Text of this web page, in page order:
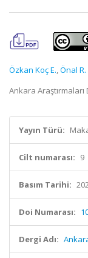
Özkan Koç E.,Önal R.
Ankara Araştırmaları
Yayın Türü:
Cilt numarası: 9
Basım Tarihi:
Doi Numarası:
Dergi Adı: